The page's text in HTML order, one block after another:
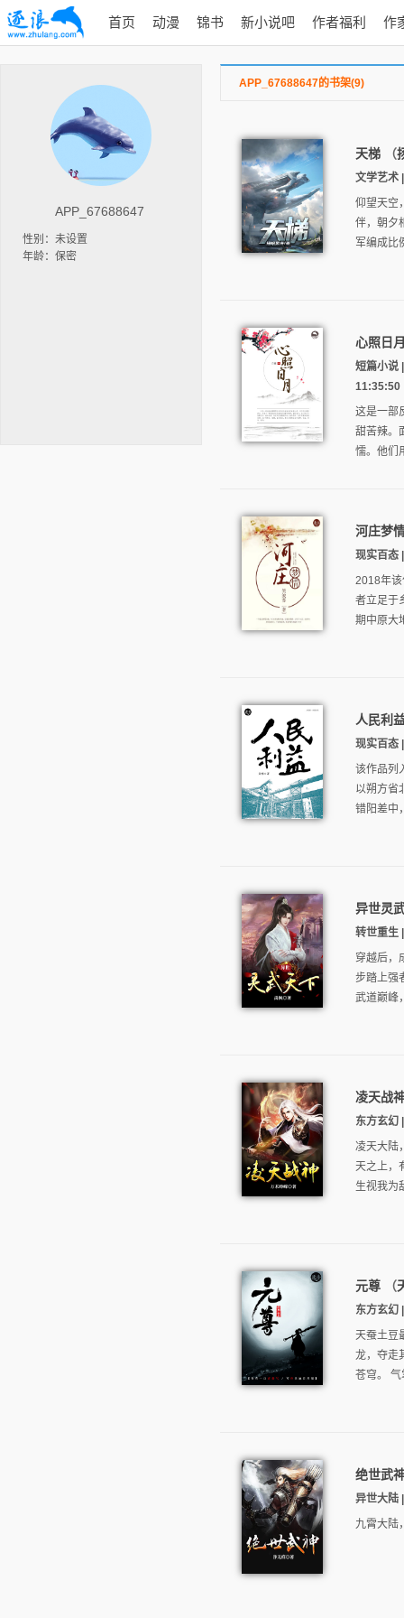
首页 动漫 锦书 新小说吧 作者福利 作
APP_67688647
性别：未设置
年龄：保密
APP_67688647的书架(9)
天梯 （
文学艺术
仰望天空
伴，朝夕
军编成比
心照日
短篇小说
11:35:50
这是一部
甜苦辣。
懦。他们
河庄梦
现实百态
2018年该
者立足于
期中原大
人民利
现实百态
该作品列
以朔方省
错阳差中
异世灵
转世重生
穿越后，
步踏上强
武道巅峰
凌天战
东方玄幻
凌天大陆
天之上，
生视我为
元尊 （
东方玄幻
天蚕土豆
龙，夺走
苍穹。
绝世武
异世大陆
九霄大陆